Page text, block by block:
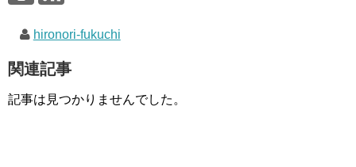
hironori-fukuchi
関連記事
記事は見つかりませんでした。